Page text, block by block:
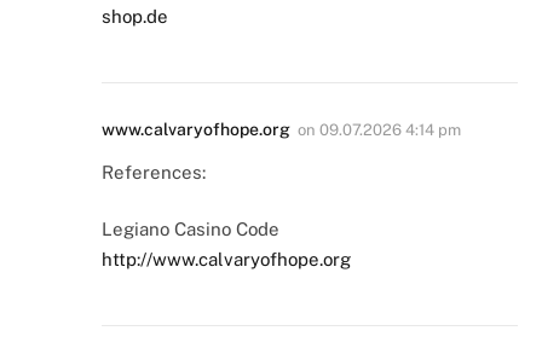
shop.de
www.calvaryofhope.org on 09.07.2026 4:14 pm
References:
Legiano Casino Code
http://www.calvaryofhope.org